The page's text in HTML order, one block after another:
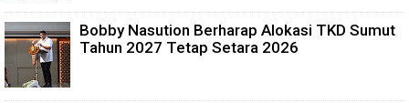
Bobby Nasution Berharap Alokasi TKD Sumut
Tahun 2027 Tetap Setara 2026